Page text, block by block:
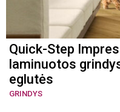
Quick-Step
laminuotos
eglutės
GRINDYS